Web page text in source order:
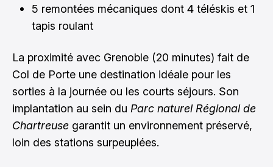
5 remontées mécaniques dont 4 téléskis et 1
tapis roulant
La proximité avec Grenoble (20 minutes) fait de
Col de Porte une destination idéale pour les
sorties à la journée ou les courts séjours. Son
implantation au sein du Parc naturel Régional de
Chartreuse garantit un environnement préservé,
loin des stations surpeuplées.